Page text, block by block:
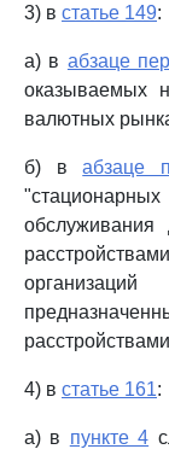
3) в статье 149:
а) в абзаце
оказываемых
валютных
б) вабзаце
4) в статье 161:
а) в пункте 4